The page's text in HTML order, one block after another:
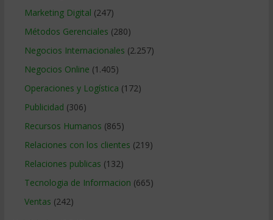
Marketing Digital (247)
Métodos Gerenciales (280)
Negocios Internacionales (2.257)
Negocios Online (1.405)
Operaciones y Logística (172)
Publicidad (306)
Recursos Humanos (865)
Relaciones con los clientes (219)
Relaciones publicas (132)
Tecnologia de Informacion (665)
Ventas (242)